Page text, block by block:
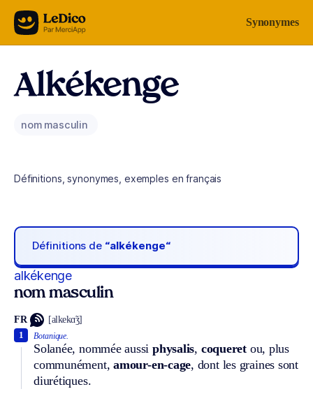
Aller au contenu Synonymes
Alkékenge
nom masculin
Définitions, synonymes, exemples en français
Définitions de “alkékenge“
alkékenge
nom masculin
FR [alkekɑ̃ʒ]
Botanique.
Solanée, nommée aussiphysalis, coqueret ou, plus
communément,amour-en-cage, dont les graines sont
diurétiques.
1